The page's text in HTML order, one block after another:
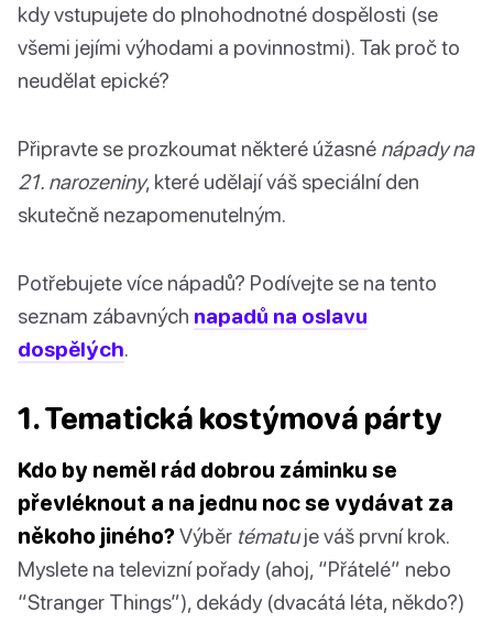
kdy vstupujete do plnohodnotné dospělosti (se
všemi jejími výhodami a povinnostmi). Tak proč to
neudělat epické?
Připravte se prozkoumat některé úžasné nápady na
21. narozeniny, které udělají váš speciální den
skutečně nezapomenutelným.
Potřebujete více nápadů? Podívejte se na tento
seznam zábavných napadů na oslavu
dospělých.
1. Tematická kostýmová párty
Kdo by neměl rád dobrou záminku se
převléknout a na jednu noc se vydávat za
někoho jiného?Výběr tématuje váš první krok.
Myslete na televizní pořady (ahoj, “Přátelé” nebo
“Stranger Things”), dekády (dvacátá léta, někdo?)